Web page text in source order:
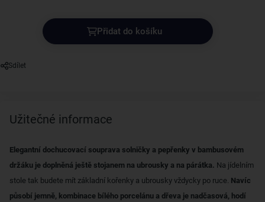
Přidat do košíku
Sdílet
Užitečné informace
Elegantní dochucovací souprava solničky a pepřenky v bambusovém
držáku je doplněná ještě stojanem na ubrousky a na párátka. Na jídelním
stole tak budete mít základní kořenky a ubrousky vždycky po ruce. Navíc
působí jemně, kombinace bílého porcelánu a dřeva je nadčasová, hodí